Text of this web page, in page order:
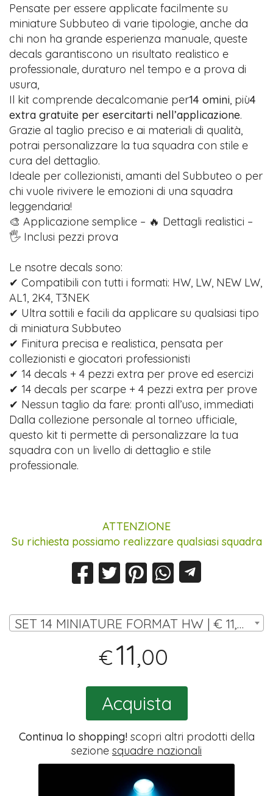
Pensate per essere applicate facilmente su
miniature Subbuteo di varie tipologie, anche da
chi non ha grande esperienza manuale, queste
decals garantiscono un risultato realistico e
professionale, duraturo nel tempo e a prova di
usura,
Il kit comprende decalcomanie per14 omini, più4
extra gratuite per esercitarti nell’applicazione.
Grazie al taglio preciso e ai materiali di qualità,
potrai personalizzare la tua squadra con stile e
cura del dettaglio.
Ideale per collezionisti, amanti del Subbuteo o per
chi vuole rivivere le emozioni di una squadra
leggendaria!
🎨 Applicazione semplice – 🔥 Dettagli realistici –
🖐️ Inclusi pezzi prova
Le nsotre decals sono:
✔ Compatibili con tutti i formati: HW, LW, NEW LW,
AL1, 2K4, T3NEK
✔ Ultra sottili e facili da applicare su qualsiasi tipo
di miniatura Subbuteo
✔ Finitura precisa e realistica, pensata per
collezionisti e giocatori professionisti
✔ 14 decals + 4 pezzi extra per prove ed esercizi
✔ 14 decals per scarpe + 4 pezzi extra per prove
✔ Nessun taglio da fare: pronti all’uso, immediati
Dalla collezione personale al torneo ufficiale,
questo kit ti permette di personalizzare la tua
squadra con un livello di dettaglio e stile
professionale.
ATTENZIONE
Su richiesta possiamo realizzare qualsiasi squadra
SET 14 MINIATURE FORMAT HW | € 11,00
€11,00
Acquista
Continua lo shopping!scopri altri prodotti della
sezione squadre nazionali